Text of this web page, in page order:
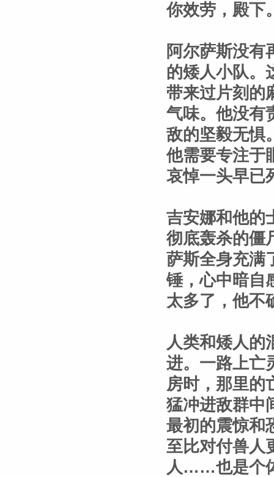
你效劳，殿下
阿尔萨斯没有
的矮人小队。
带来过片刻的
气味。他没有
敌的坚毅无惧
他需要专注于
哀悼一头早已
吉安娜和他的
彻底轰杀的僵
萨斯全身充满
锤，心中暗自
太多了，他不
人类和矮人的
进。一路上亡
房时，那里的
猛冲进敌群中
最初的震惊和
至比对付兽人
人……也是个